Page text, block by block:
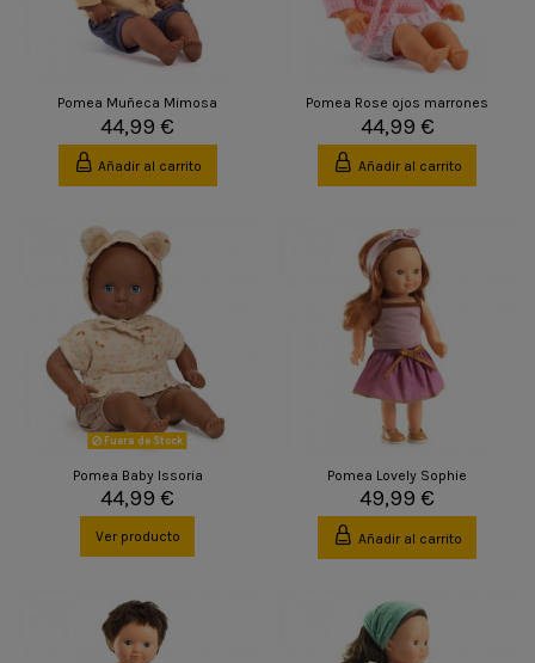
Pomea Muñeca Mimosa
44,99 €
Añadir al carrito
Pomea Rose ojos marrones
44,99 €
Añadir al carrito
Fuera de Stock
Pomea Baby Issoria
44,99 €
Ver producto
Pomea Lovely Sophie
49,99 €
Añadir al carrito